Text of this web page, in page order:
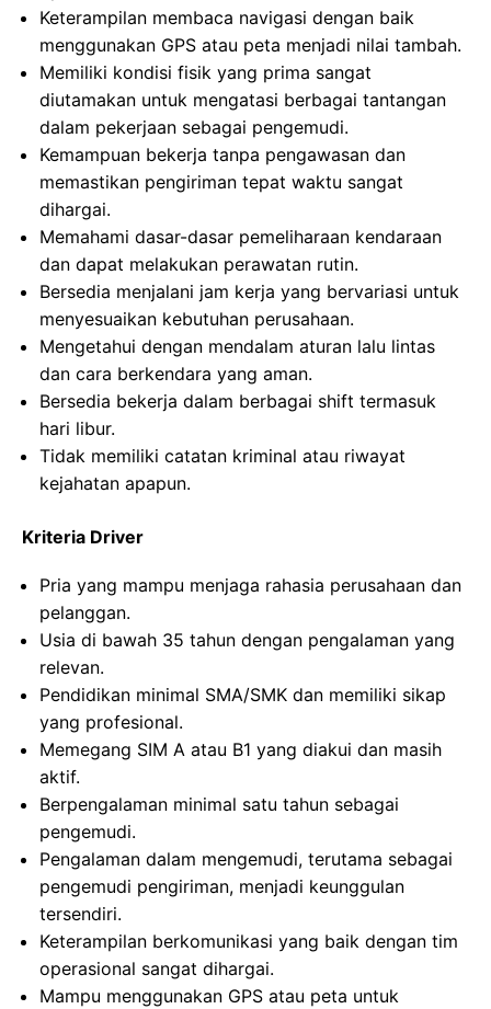
Keterampilan membaca navigasi dengan baik
menggunakan GPS atau peta menjadi nilai tambah.
Memiliki kondisi fisik yang prima sangat
diutamakan untuk mengatasi berbagai tantangan
dalam pekerjaan sebagai pengemudi.
Kemampuan bekerja tanpa pengawasan dan
memastikan pengiriman tepat waktu sangat
dihargai.
Memahami dasar-dasar pemeliharaan kendaraan
dan dapat melakukan perawatan rutin.
Bersedia menjalani jam kerja yang bervariasi untuk
menyesuaikan kebutuhan perusahaan.
Mengetahui dengan mendalam aturan lalu lintas
dan cara berkendara yang aman.
Bersedia bekerja dalam berbagai shift termasuk
hari libur.
Tidak memiliki catatan kriminal atau riwayat
kejahatan apapun.
Kriteria Driver
Pria yang mampu menjaga rahasia perusahaan dan
pelanggan.
Usia di bawah 35 tahun dengan pengalaman yang
relevan.
Pendidikan minimal SMA/SMK dan memiliki sikap
yang profesional.
Memegang SIM A atau B1 yang diakui dan masih
aktif.
Berpengalaman minimal satu tahun sebagai
pengemudi.
Pengalaman dalam mengemudi, terutama sebagai
pengemudi pengiriman, menjadi keunggulan
tersendiri.
Keterampilan berkomunikasi yang baik dengan tim
operasional sangat dihargai.
Mampu menggunakan GPS atau peta untuk